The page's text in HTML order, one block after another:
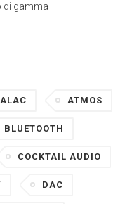
di gamma
ALAC ATMOS
BLUETOOTH
COCKTAIL AUDIO
DAC